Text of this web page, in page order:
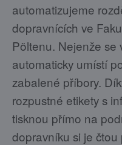
automatizujeme
dopravnících ve
Pöltenu. Nejenže se
automaticky umístí
zabalené příbory.
rozpustné etikety s
tisknou přímo na
dopravníku si je